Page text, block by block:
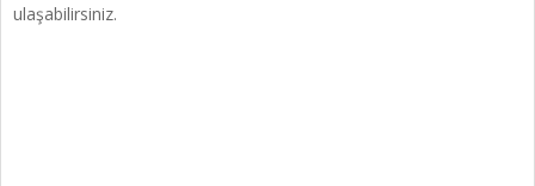
ulaşabilirsiniz.